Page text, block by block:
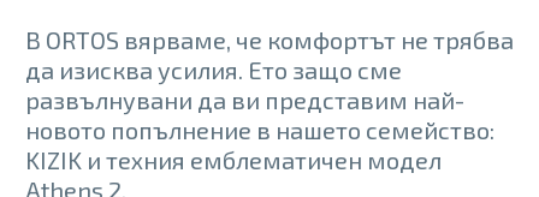
В ORTOS вярваме, че комфортът не трябва
да изисква усилия. Ето защо сме
развълнувани да ви представим най-
новото попълнение в нашето семейство:
KIZIK и техния емблематичен модел
Athens 2.